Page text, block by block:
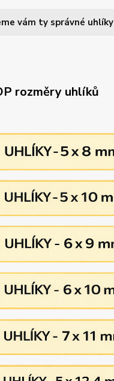
vám ty správné uhlíky
rozměry uhlíků